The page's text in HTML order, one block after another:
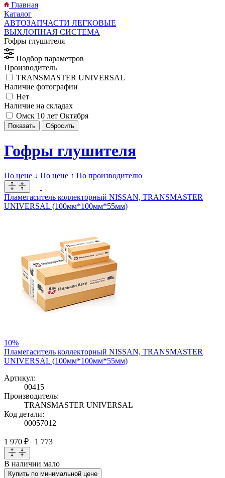
Главная
Каталог
АВТОЗАПЧАСТИ ЛЕГКОВЫЕ
ВЫХЛОПНАЯ СИСТЕМА
Гофры глушителя
Подбор параметров
Производитель
TRANSMASTER UNIVERSAL
Наличие фотографии
Нет
Наличие на складах
Омск 10 лет Октября
Гофры глушителя
По цене ↓ По цене ↑ По производителю
Пламегаситель коллекторный NISSAN, TRANSMASTER
UNIVERSAL (100мм*100мм*55мм)
10%
Пламегаситель коллекторный NISSAN, TRANSMASTER
UNIVERSAL (100мм*100мм*55мм)
Артикул:
00415
Производитель:
TRANSMASTER UNIVERSAL
Код детали:
00057012
1 970 ₽ 1 773
В наличии мало
Купить по минимальной цене